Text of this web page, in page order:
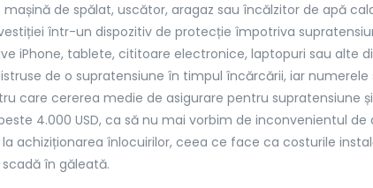
de spălat, uscător, aragaz sau încălzitor de apă
într-un dispozitiv de protecție împotriva
iPhone, tablete, cititoare electronice, laptopuri sau alte
de o supratensiune în timpul încărcării, iar numerele
care cererea medie de asigurare pentru supratensiune
4.000 USD, ca să nu mai vorbim de inconvenientul
achiziționarea înlocuirilor, ceea ce face ca costurile
în găleată.
M8, Sc
90 10
Electrician Bucuresti
Electrician non-stop
Electrician autorizat
Interventii electrice
Inlocuire tablou electric
Contact